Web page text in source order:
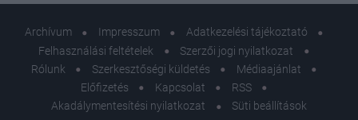
Archívum Impresszum
Adatkezelési tájékoztató
Felhasználási feltételek
Szerzői jogi nyilatkozat
Rólunk
Szerkesztőségi küldetés
Médiaajánlat
Előfizetés
Kapcsolat
RSS
Akadálymentesítési nyilatkozat
Süti beállítások